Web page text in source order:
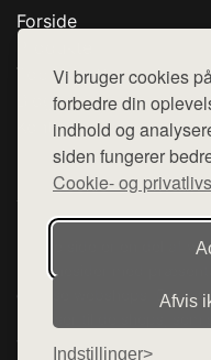
Vi bruger cookies
forbedre din
indhold og
siden fungerer
Cookie- og
Afvis
Indstillinger
Forside
Top Rabatter
Blog
Kontakt
Denne side er en del af
hjemmesider med
diverse webshops. Der
henviser til de shops,
varerne på lager.